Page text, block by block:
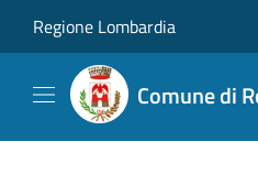
Regione Lombardia
Comune di